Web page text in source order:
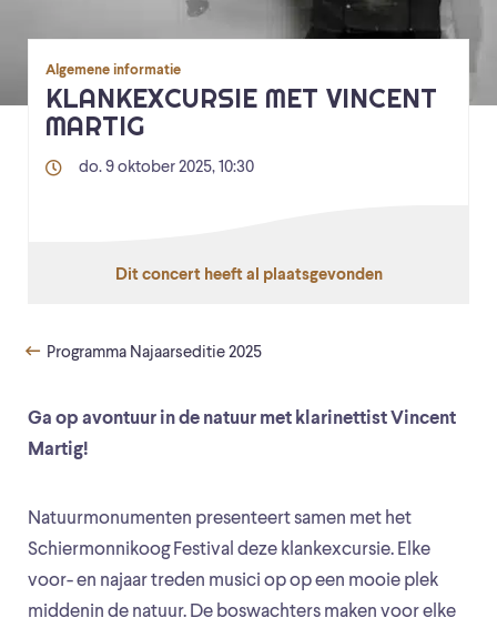
Ga op avontuur in de natuur met klarinettist Vincent
Martig!
Natuurmonumenten presenteert samen met het
Schiermonnikoog Festival deze klankexcursie. Elke
voor- en najaar treden musici op op een mooie plek
middenin de natuur. De boswachters maken voor elke
Algemene informatie
KLANKEXCURSIE MET VINCENT
MARTIG
do. 9 oktober 2025, 10:30
Dit concert heeft al plaatsgevonden
Programma Najaarseditie 2025